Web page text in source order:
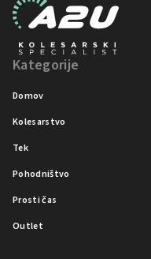
Kategorije
Domov
Kolesarstvo
Tek
Pohodništvo
Prosti čas
Outlet